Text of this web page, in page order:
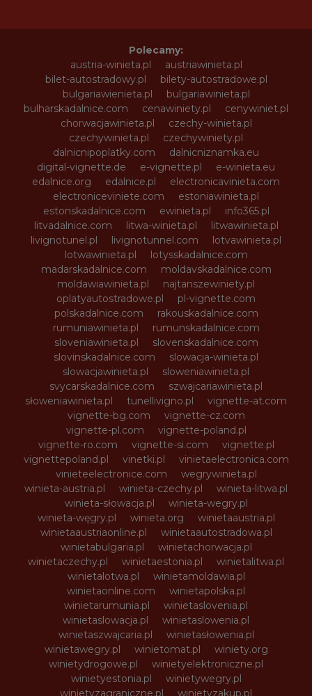
Polecamy:
austria-winieta.pl
austriawinieta.pl
bilet-autostradowy.pl
bilety-autostradowe.pl
bulgariawienieta.pl
bulgariawinieta.pl
bulharskadalnice.com
cenawiniety.pl
cenywiniet.pl
chorwacjawinieta.pl
czechy-winieta.pl
czechywinieta.pl
czechywiniety.pl
dalnicnipoplatky.com
dalnicniznamka.eu
digital-vignette.de
e-vignette.pl
e-winieta.eu
edalnice.org
edalnice.pl
electronicavinieta.com
electroniceviniete.com
estoniawinieta.pl
estonskadalnice.com
ewinieta.pl
info365.pl
litvadalnice.com
litwa-winieta.pl
litwawinieta.pl
livignotunel.pl
livignotunnel.com
lotvawinieta.pl
lotwawinieta.pl
lotysskadalnice.com
madarskadalnice.com
moldavskadalnice.com
moldawiawinieta.pl
najtanszewiniety.pl
oplatyautostradowe.pl
pl-vignette.com
polskadalnice.com
rakouskadalnice.com
rumuniawinieta.pl
rumunskadalnice.com
sloveniawinieta.pl
slovenskadalnice.com
slovinskadalnice.com
slowacja-winieta.pl
slowacjawinieta.pl
sloweniawinieta.pl
svycarskadalnice.com
szwajcariawinieta.pl
słoweniawinieta.pl
tunellivigno.pl
vignette-at.com
vignette-bg.com
vignette-cz.com
vignette-pl.com
vignette-poland.pl
vignette-ro.com
vignette-si.com
vignette.pl
vignettepoland.pl
vinetki.pl
vinietaelectronica.com
vinieteelectronice.com
wegrywinieta.pl
winieta-austria.pl
winieta-czechy.pl
winieta-litwa.pl
winieta-słowacja.pl
winieta-wegry.pl
winieta-węgry.pl
winieta.org
winietaaustria.pl
winietaaustriaonline.pl
winietaautostradowa.pl
winietabulgaria.pl
winietachorwacja.pl
winietaczechy.pl
winietaestonia.pl
winietalitwa.pl
winietalotwa.pl
winietamoldawia.pl
winietaonline.com
winietapolska.pl
winietarumunia.pl
winietaslovenia.pl
winietaslowacja.pl
winietaslowenia.pl
winietaszwajcaria.pl
winietasłowenia.pl
winietawegry.pl
winietomat.pl
winiety.org
winietydrogowe.pl
winietyelektroniczne.pl
winietyestonia.pl
winietywegry.pl
winietyzagraniczne.pl
winietyzakup.pl